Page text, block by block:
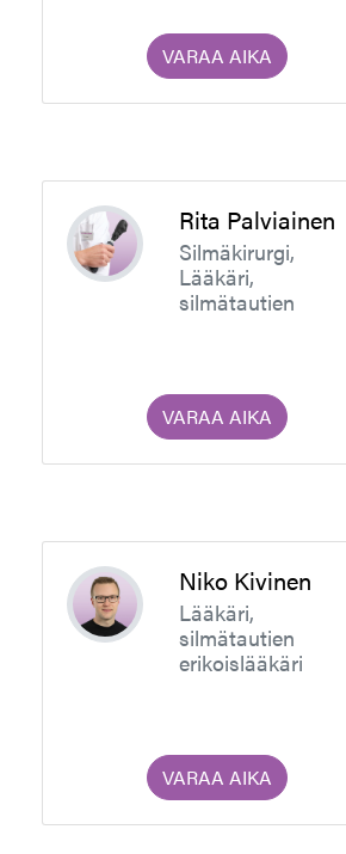
VARAA AIKA
Rita Palviainen
Silmäkirurgi,
Lääkäri,
silmätautien
VARAA AIKA
Niko Kivinen
Lääkäri,
silmätautien
erikoislääkäri
VARAA AIKA